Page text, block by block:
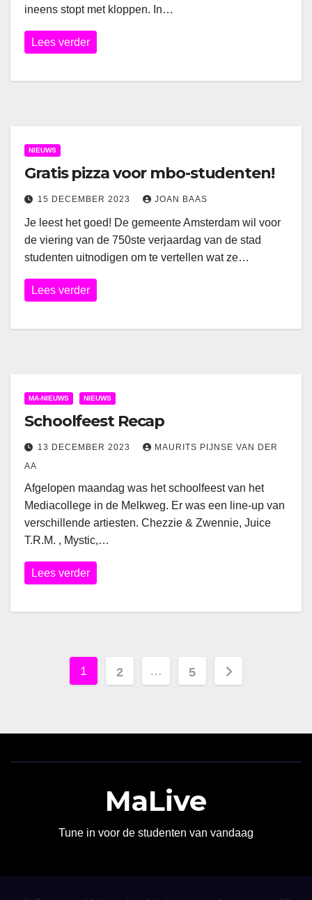
ineens stopt met kloppen. In…
Lees verder
NIEUWS
Gratis pizza voor mbo-studenten!
15 DECEMBER 2023 JOAN BAAS
Je leest het goed! De gemeente Amsterdam wil voor
de viering van de 750ste verjaardag van de stad
studenten uitnodigen om te vertellen wat ze…
Lees verder
MA-NIEUWS NIEUWS
Schoolfeest Recap
13 DECEMBER 2023
MAURITS PIJNSE VAN DER
AA
Afgelopen maandag was het schoolfeest van het
Mediacollege in de Melkweg. Er was een line-up van
verschillende artiesten. Chezzie & Zwennie, Juice
T.R.M. , Mystic,…
Lees verder
Berichten
1 2 … 5
MaLive
Tune in voor de studenten van vandaag